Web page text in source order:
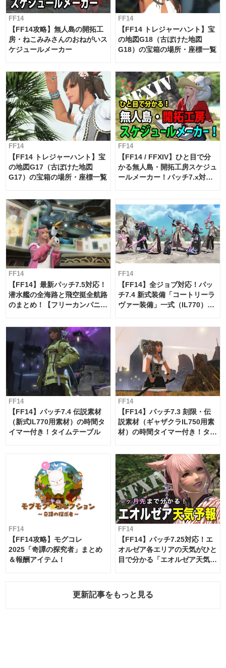
FF14
【FF14攻略】無人島の開拓工
房・ねこみみさんのおねがいス
ケジュールメーカー
FF14
【FF14 トレジャーハント】宝
の地図G18（古ぼけた地図
G18）の宝箱の場所・座標一覧
FF14
【FF14 トレジャーハント】宝
の地図G17（古ぼけた地図
G17）の宝箱の場所・座標一覧
FF14
【FF14 / FFXIV】ひと目で分
かる無人島・開拓工房スケジュ
ールメーカー！パッチ7.x対応
FF14
【FF14】最新パッチ7.5対応！
潜水艦の全海路と飛空挺全航路
のまとめ！【フリーカンパニ
FF14
【FF14】全ジョブ対応！パッ
チ7.4 新式装備「コートリーラ
ヴァー装備」一式（IL770）の
FF14
【FF14】パッチ7.4 伝説素材
（新式IL770用素材）の時間タ
イマー付き！タイムテーブル
FF14
【FF14】パッチ7.3 刻限・伝
説素材（ギャザクラIL750用素
材）の時間タイマー付き！タイ
FF14
【FF14攻略】モグコレ
2025「奇譚の探究者」まとめ
＆報酬アイテム！
FF14
【FF14】パッチ7.25対応！エ
オルゼア各エリアの天気がひと
目で分かる「エオルゼア天気予
更新記事をもっと見る